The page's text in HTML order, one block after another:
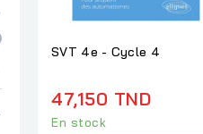
SVT 4e - Cycle 4
47,150 TND
En stock